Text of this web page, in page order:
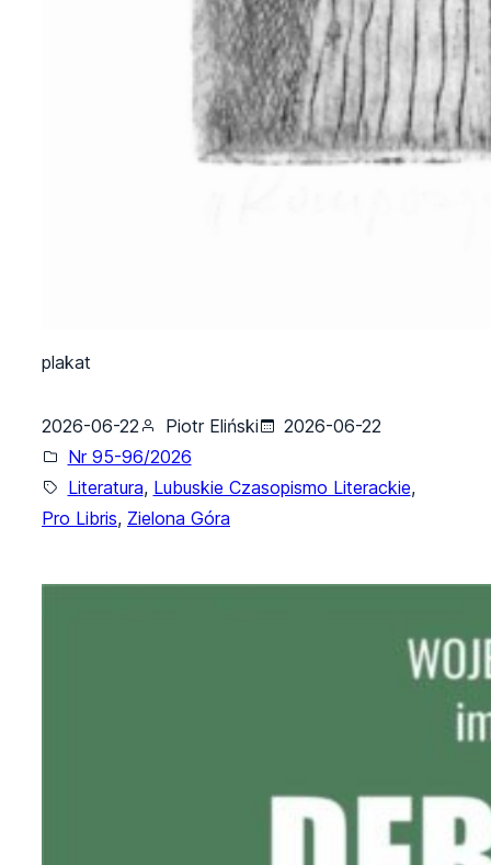
plakat
2026-06-22 Piotr Eliński
2026-06-22
Nr 95-96/2026
Literatura, Lubuskie Czasopismo Literackie,
Pro Libris, Zielona Góra